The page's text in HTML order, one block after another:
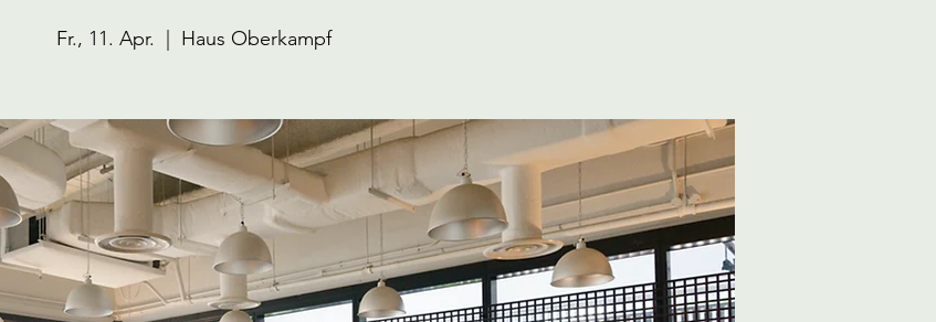
Fr., 11. Apr. Haus Oberkampf